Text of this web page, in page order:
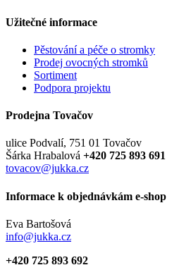
Užitečné informace
Pěstování a péče o stromky
Prodej ovocných stromků
Sortiment
Podpora projektu
Prodejna Tovačov
ulice Podvalí, 751 01 Tovačov
Šárka Hrabalová +420 725 893 691
tovacov@jukka.cz
Informace k objednávkám e-shop
Eva Bartošová
info@jukka.cz
+420 725 893 692